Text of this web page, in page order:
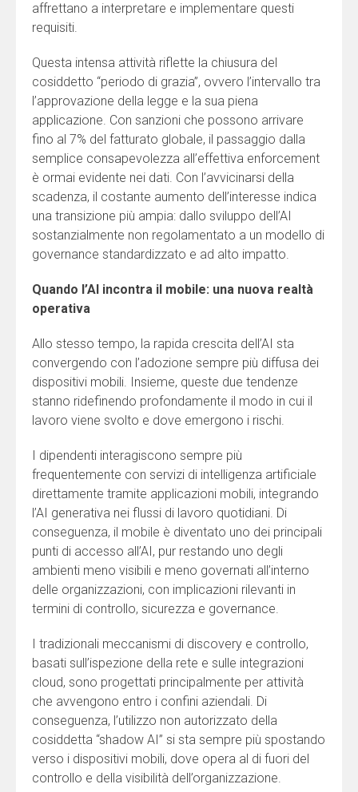
affrettano a interpretare e implementare questi
requisiti.
Questa intensa attività riflette la chiusura del
cosiddetto “periodo di grazia”, ovvero l’intervallo tra
l’approvazione della legge e la sua piena
applicazione. Con sanzioni che possono arrivare
fino al 7% del fatturato globale, il passaggio dalla
semplice consapevolezza all’effettiva enforcement
è ormai evidente nei dati. Con l’avvicinarsi della
scadenza, il costante aumento dell’interesse indica
una transizione più ampia: dallo sviluppo dell’AI
sostanzialmente non regolamentato a un modello di
governance standardizzato e ad alto impatto.
Quando l’AI incontra il mobile: una nuova realtà
operativa
Allo stesso tempo, la rapida crescita dell’AI sta
convergendo con l’adozione sempre più diffusa dei
dispositivi mobili. Insieme, queste due tendenze
stanno ridefinendo profondamente il modo in cui il
lavoro viene svolto e dove emergono i rischi.
I dipendenti interagiscono sempre più
frequentemente con servizi di intelligenza artificiale
direttamente tramite applicazioni mobili, integrando
l’AI generativa nei flussi di lavoro quotidiani. Di
conseguenza, il mobile è diventato uno dei principali
punti di accesso all’AI, pur restando uno degli
ambienti meno visibili e meno governati all’interno
delle organizzazioni, con implicazioni rilevanti in
termini di controllo, sicurezza e governance.
I tradizionali meccanismi di discovery e controllo,
basati sull’ispezione della rete e sulle integrazioni
cloud, sono progettati principalmente per attività
che avvengono entro i confini aziendali. Di
conseguenza, l’utilizzo non autorizzato della
cosiddetta “shadow AI” si sta sempre più spostando
verso i dispositivi mobili, dove opera al di fuori del
controllo e della visibilità dell’organizzazione.